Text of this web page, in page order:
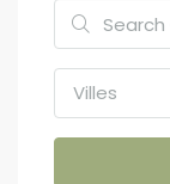
Villes